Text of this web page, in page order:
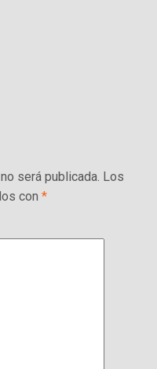
será publicada. Los
con *